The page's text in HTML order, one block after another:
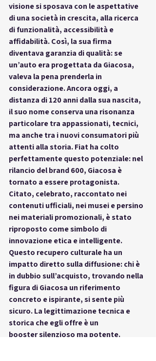
visione si sposava con le aspettative
di una società in crescita, alla ricerca
di funzionalità, accessibilità e
affidabilità. Così, la sua firma
diventava garanzia di qualità: se
un’auto era progettata da Giacosa,
valeva la pena prenderla in
considerazione. Ancora oggi, a
distanza di 120 anni dalla sua nascita,
il suo nome conserva una risonanza
particolare tra appassionati, tecnici,
ma anche tra i nuovi consumatori più
attenti alla storia. Fiat ha colto
perfettamente questo potenziale: nel
rilancio del brand 600, Giacosa è
tornato a essere protagonista.
Citato, celebrato, raccontato nei
contenuti ufficiali, nei musei e persino
nei materiali promozionali, è stato
riproposto come simbolo di
innovazione etica e intelligente.
Questo recupero culturale ha un
impatto diretto sulla diffusione: chi è
in dubbio sull’acquisto, trovando nella
figura di Giacosa un riferimento
concreto e ispirante, si sente più
sicuro. La legittimazione tecnica e
storica che egli offre è un
booster silenzioso ma potente.